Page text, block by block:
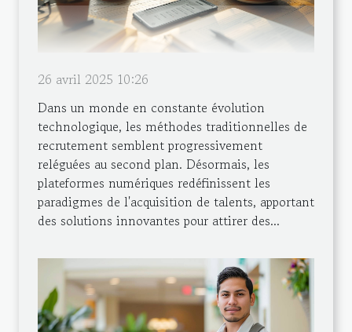
26 avril 2025 10:26
Dans un monde en constante évolution
technologique, les méthodes traditionnelles de
recrutement semblent progressivement
reléguées au second plan. Désormais, les
plateformes numériques redéfinissent les
paradigmes de l'acquisition de talents, apportant
des solutions innovantes pour attirer des...